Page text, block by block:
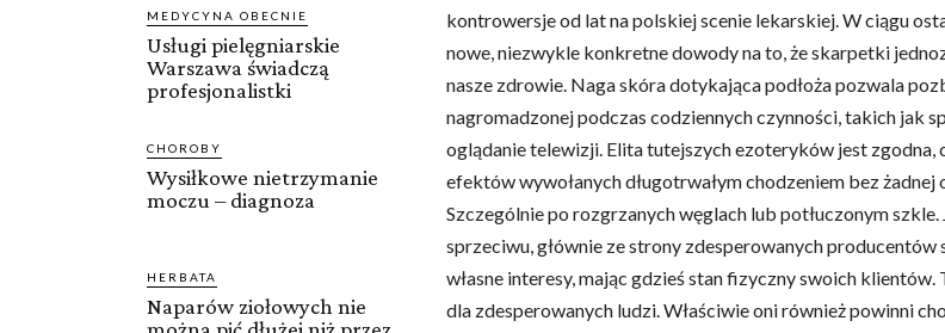
MEDYCYNA OBECNIE
Usługi pielęgniarskie
Warszawa świadczą
profesjonalistki
CHOROBY
Wysiłkowe nietrzymanie
moczu – diagnoza
HERBATA
Naparów ziołowych nie
kontrowersje od lat na polskiej scenie lekarskiej. W ciągu
nowe, niezwykle konkretne dowody na to, że skarpetki
nasze zdrowie. Naga skóra dotykająca podłoża pozwala
nagromadzonej podczas codziennych czynności, takich jak
oglądanie telewizji. Elita tutejszych ezoteryków jest zgodna,
efektów wywołanych długotrwałym chodzeniem bez żadnej
Szczególnie po rozgrzanych węglach lub potłuczonym szkle.
sprzeciwu, głównie ze strony zdesperowanych
własne interesy, mając gdzieś stan fizyczny swoich klientów.
dla zdesperowanych ludzi. Właściwie oni również powinni